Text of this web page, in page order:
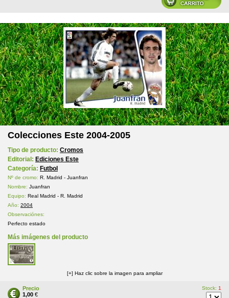
Colecciones Este 2004-2005
Tipo de producto: Cromos
Editorial: Ediciones Este
Categoría: Futbol
Nº de cromo: R. Madrid - Juanfran
Nombre: Juanfran
Equipo: Real Madrid - R. Madrid
Año: 2004
Observaciónes:
Perfecto estado
Más imágenes del producto
[+] Haz clic sobre la imagen para ampliar
Precio
1,00 €
Stock: 1